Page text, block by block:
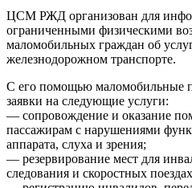
ЦСМ РЖД организован для
ограниченными физическими
маломобильных граждан об
железнодорожном транспорте.
С его помощью маломобильные
заявки на следующие услуги:
— сопровождение и оказание
пассажирам с нарушениями
аппарата, слуха и зрения;
— резервирование мест для
следования и скоростных